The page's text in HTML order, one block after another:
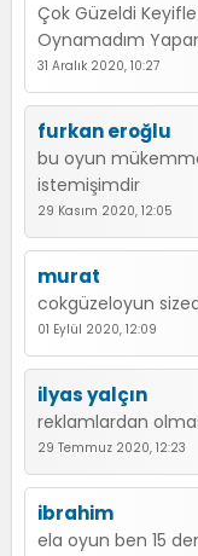
Çok Güzeldi
Oynamadım
31 Aralık 2020, 10:27
furkan eroğlu
bu oyun
istemişimdir
29 Kasım 2020, 12:05
murat
cokgüzeloyun
01 Eylül 2020, 12:09
ilyas yalçın
reklamlardan
29 Temmuz 2020, 12:23
ibrahim
ela oyun ben 15